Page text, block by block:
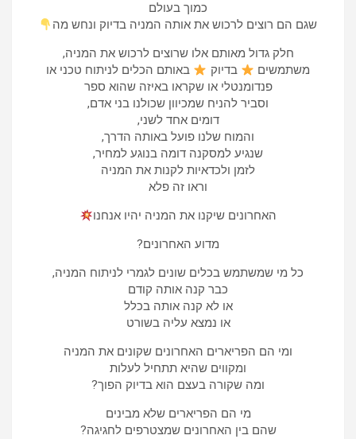
כמוך בעולם
שגם הם רוצים לרכוש את אותה המניה בדיוק ונחש מה
חלק גדול מאותם אלו שרוצים לרכוש את המניה,
משתמשים
בדיוק
באותם הכלים לניתוח טכני או
פנדומנטלי או שקראו באיזה שהוא ספר
וסביר להניח שמכיוון שכולנו בני אדם,
דומים אחד לשני,
והמוח שלנו פועל באותה הדרך,
שנגיע למסקנה דומה בנוגע למחיר,
לזמן ולכדאיות לקנות את המניה
וראו זה פלא
האחרונים שיקנו את המניה יהיו אנחנו
מדוע האחרונים?
כל מי שמשתמש בכלים שונים לגמרי לניתוח המניה,
כבר קנה אותה קודם
או לא קנה אותה בכלל
או נמצא עליה בשורט
ומי הם הפריארים האחרונים שקונים את המניה
ומקווים שהיא תתחיל לעלות
ומה שקורה בעצם הוא בדיוק הפוך?
מי הם הפריארים שלא מבינים
שהם בין האחרונים שמצטרפים לחגיגה?